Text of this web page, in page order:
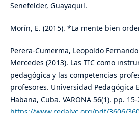
Senefelder, Guayaquil.
Morín, E. (2015). *La mente bien
Perera-Cumerma, Leopoldo
Mercedes (2013). Las TIC como
pedagógica y las competencias
profesores. Universidad Pedagógica
Habana, Cuba. VARONA 56(1). pp. 15-